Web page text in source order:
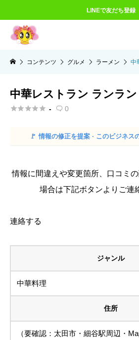
LINEで友だち登録
コンテンツ グルメ ラーメン 中
中華レストラン ランラン
 -  0
🚩 情報の修正を提案 · このビジネス
情報に間違えや変更箇所、口コミ
場合は下記ボタンよりご連
連絡する
ジャンル
中華料理
住所
（要確認：太田市・細谷駅周辺・